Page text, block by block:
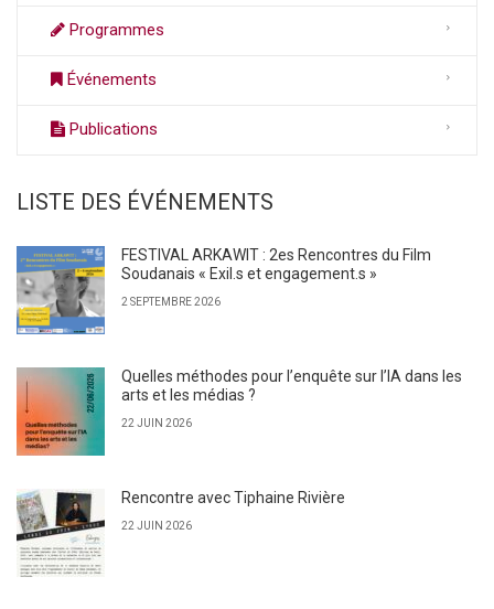
Programmes
Événements
Publications
LISTE DES ÉVÉNEMENTS
FESTIVAL ARKAWIT : 2es Rencontres du Film
Soudanais « Exil.s et engagement.s »
2 SEPTEMBRE 2026
Quelles méthodes pour l’enquête sur l’IA dans les
arts et les médias ?
22 JUIN 2026
Rencontre avec Tiphaine Rivière
22 JUIN 2026